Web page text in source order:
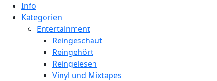
Info
Kategorien
Entertainment
Reingeschaut
Reingehört
Reingelesen
Vinyl und Mixtapes